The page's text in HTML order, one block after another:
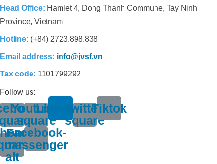
Head Office: Hamlet 4, Dong Thanh Commune, Tay Ninh
Province, Vietnam
Hotline: (+84) 2723.898.838
Email address: info@jvsf.vn
Tax code: 1101799292
Follow us:
Youtube-
square
LinkedinTwitter-
square
Tiktok
alt
Facebook-
messenger